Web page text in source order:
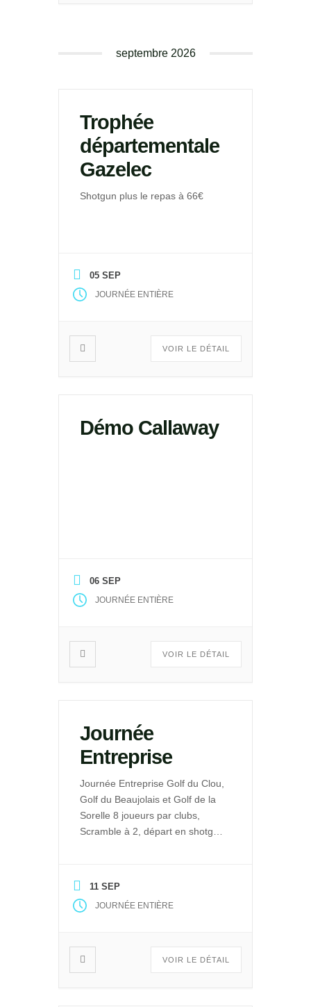
septembre 2026
Trophée
départementale
Gazelec
Shotgun plus le repas à 66€
05 SEP
JOURNÉE ENTIÈRE
VOIR LE DÉTAIL
Démo Callaway
06 SEP
JOURNÉE ENTIÈRE
VOIR LE DÉTAIL
Journée
Entreprise
Journée Entreprise Golf du Clou,
Golf du Beaujolais et Golf de la
Sorelle 8 joueurs par clubs,
Scramble à 2, départ en shotgun
11 SEP
JOURNÉE ENTIÈRE
VOIR LE DÉTAIL